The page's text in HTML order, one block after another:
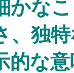
かな
、独
的な